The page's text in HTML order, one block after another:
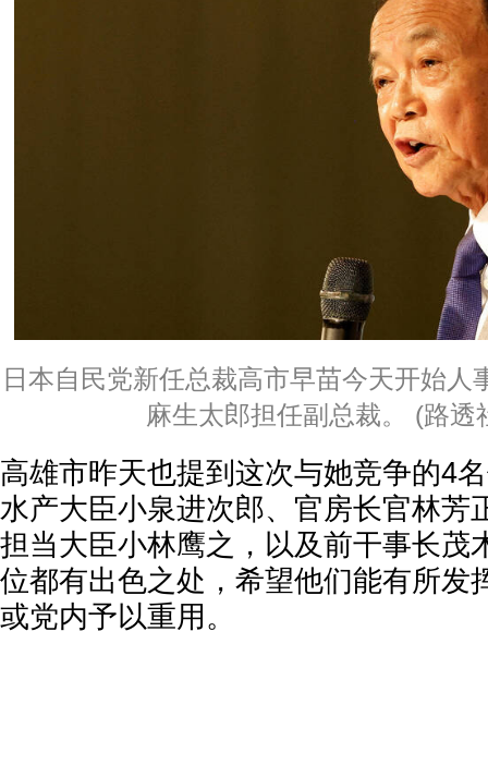
日本自民党新任总裁高市早苗今天开始人
麻生太郎担任副总裁。 (路透
高雄市昨天也提到这次与她竞争的4
水产大臣小泉进次郎、官房长官林芳
担当大臣小林鹰之，以及前干事长茂
位都有出色之处，希望他们能有所发
或党内予以重用。